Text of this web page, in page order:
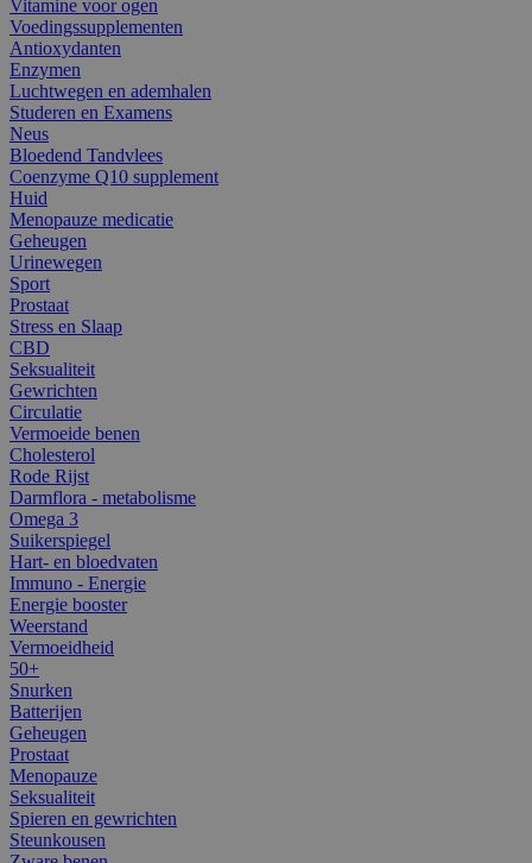
Vitamine voor ogen
Voedingssupplementen
Antioxydanten
Enzymen
Luchtwegen en ademhalen
Studeren en Examens
Neus
Bloedend Tandvlees
Coenzyme Q10 supplement
Huid
Menopauze medicatie
Geheugen
Urinewegen
Sport
Prostaat
Stress en Slaap
CBD
Seksualiteit
Gewrichten
Circulatie
Vermoeide benen
Cholesterol
Rode Rijst
Darmflora - metabolisme
Omega 3
Suikerspiegel
Hart- en bloedvaten
Immuno - Energie
Energie booster
Weerstand
Vermoeidheid
50+
Snurken
Batterijen
Geheugen
Prostaat
Menopauze
Seksualiteit
Spieren en gewrichten
Steunkousen